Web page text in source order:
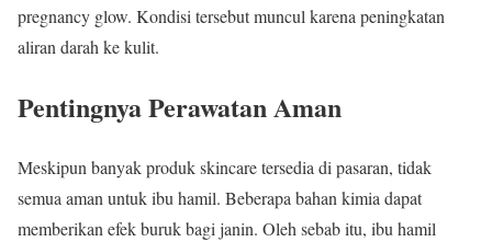
pregnancy glow. Kondisi tersebut muncul karena peningkatan
aliran darah ke kulit.
Pentingnya Perawatan Aman
Meskipun banyak produk skincare tersedia di pasaran, tidak
semua aman untuk ibu hamil. Beberapa bahan kimia dapat
memberikan efek buruk bagi janin. Oleh sebab itu, ibu hamil